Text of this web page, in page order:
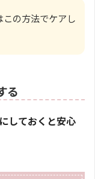
の方法でケアし
る
しておくと安心